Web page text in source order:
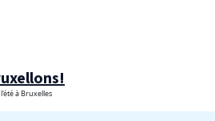
à Bruxelles